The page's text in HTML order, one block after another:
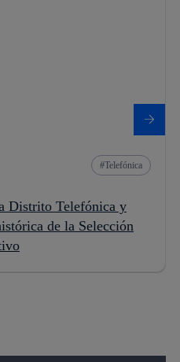
Telefónica
Distrito Telefónica y
de la Selección